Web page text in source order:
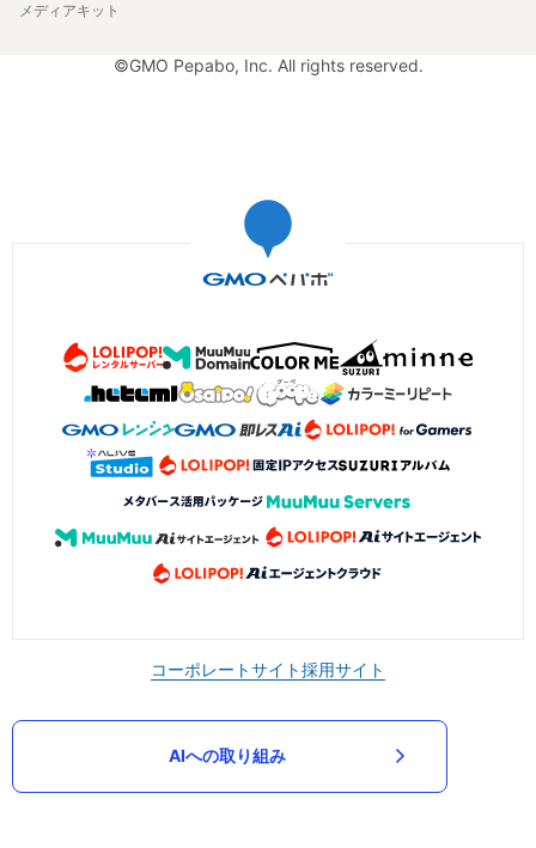
メディアキット
©GMO Pepabo, Inc. All rights reserved.
コーポレートサイト採用サイト
AIへの取り組み